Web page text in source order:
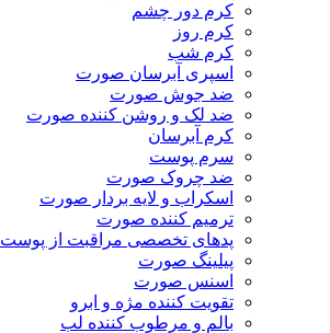
کرم دور چشم
کرم روز
کرم شب
اسپری آبرسان صورت
ضد جوش صورت
ضد لک و روشن کننده صورت
کرم آبرسان
سرم پوست
ضد چروک صورت
اسکراب و لایه بردار صورت
ترمیم کننده صورت
پدهای تخصصی مراقبت از پوست
پیلینگ صورت
اسنس صورت
تقویت کننده مژه و ابرو
بالم و مرطوب کننده لب